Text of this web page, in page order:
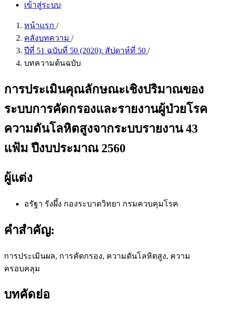
เข้าสู่ระบบ
หน้าแรก /
คลังบทความ /
ปีที่ 51 ฉบับที่ 50 (2020): สัปดาห์ที่ 50 /
บทความต้นฉบับ
การประเมินคุณลักษณะเชิงปริมาณของ
ระบบการคัดกรองและรายงานผู้ป่วยโรค
ความดันโลหิตสูงจากระบบรายงาน 43
แฟ้ม ปีงบประมาณ 2560
ผู้แต่ง
อรัฐา รังผึ้ง กองระบาดวิทยา กรมควบคุมโรค
คำสำคัญ:
การประเมินผล, การคัดกรอง, ความดันโลหิตสูง, ความ
ครอบคลุม
บทคัดย่อ